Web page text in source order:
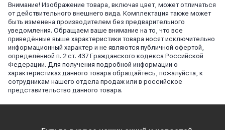
Внимание! Изображение товара, включая цвет, может отличаться
от действительного внешнего вида. Комплектация также может
быть изменена производителем без предварительного
уведомления. Обращаем ваше внимание на то, что все
приведённые выше характеристики товара носят исключительно
информационный характер и не являются публичной офертой,
определённой п. 2 ст. 437 Гражданского кодекса Российской
Федерации. Для получения подробной информации о
характеристиках данного товара обращайтесь, пожалуйста, к
сотрудникам нашего отдела продаж или в российское
представительство данного товара.